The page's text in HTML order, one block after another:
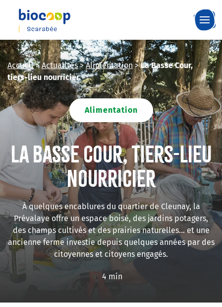
Skip
to
main
content
Accueil>Actualités>Alimentation>La Basse Cour,
tiers-lieu nourricier
Alimentation
La Basse Cour, tiers-lieu
nourricier
À quelques encablures du quartier de Cleunay, la
Prévalaye offre un espace boisé, des jardins potagers,
des champs cultivés et des prairies naturelles… et une
ancienne ferme investie depuis quelques années par des
citoyennes et citoyens engagés.
4 min